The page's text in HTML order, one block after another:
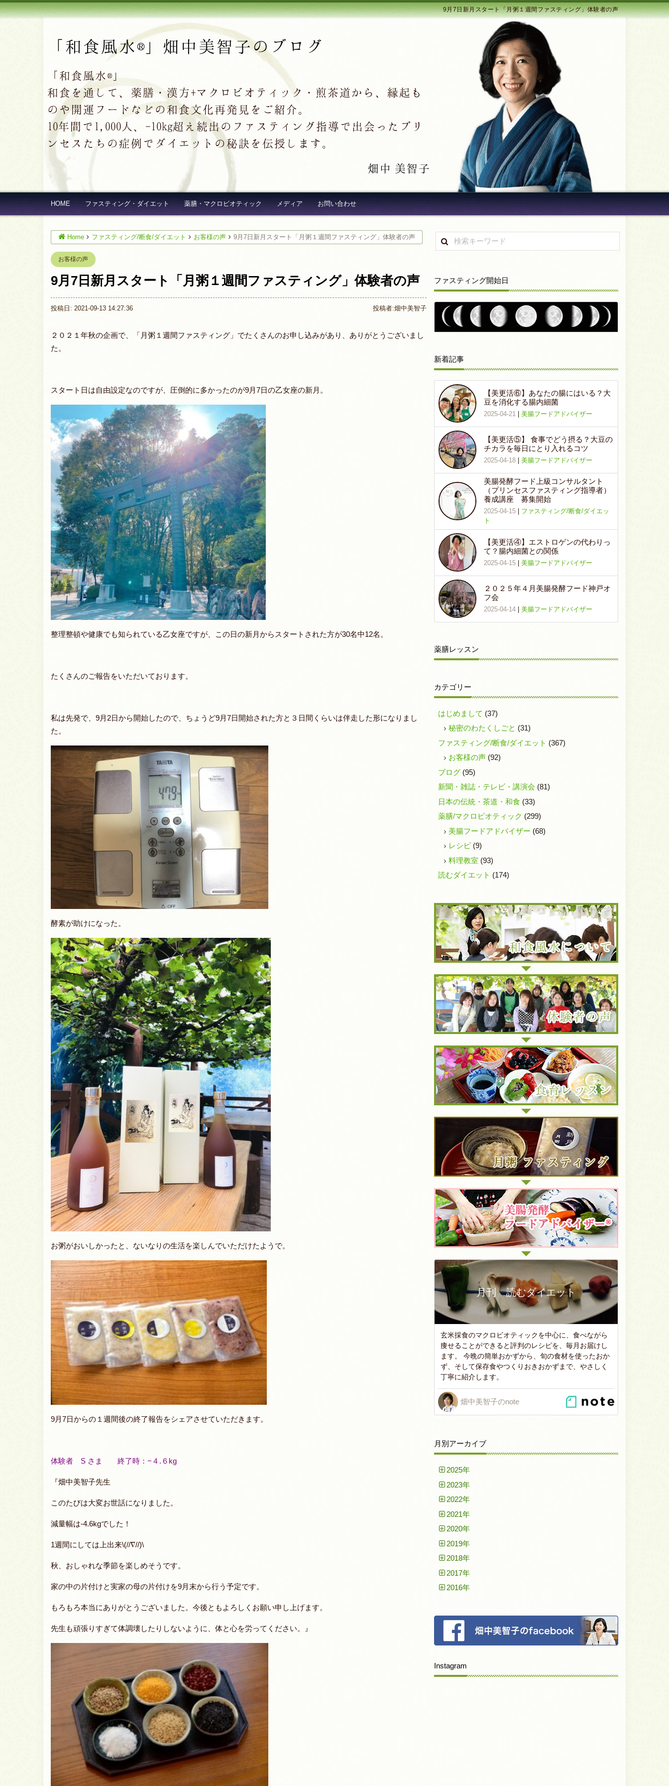
9月7日新月スタート「月粥１週間ファスティング」体験者の声
「和食風水®」畑中美智子のブログ
「和食風水®」
和食を通して、薬膳・漢方+マクロビオティック・煎茶道から、縁起も
のや開運フードなどの和食文化再発見をご紹介。
10年間で1,000人、-10kg超え続出のファスティング指導で出会ったプリ
ンセスたちの症例でダイエットの秘訣を伝授します。
畑中 美智子
HOME ファスティング・ダイエット 薬膳・マクロビオティック メディア お問い合わせ
Home ファスティング/断食/ダイエット お客様の声 9月7日新月スタート「月粥１週間ファスティング」体験者の声
お客様の声
9月7日新月スタート「月粥１週間ファスティング」体験者の声
投稿日: 2021-09-13 14:27:36 投稿者:畑中美智子
２０２１年秋の企画で、「月粥１週間ファスティング」でたくさんのお申し込みがあり、ありがとうございまし
た。
スタート日は自由設定なのですが、圧倒的に多かったのが9月7日の乙女座の新月。
整理整頓や健康でも知られている乙女座ですが、この日の新月からスタートされた方が30名中12名。
たくさんのご報告をいただいております。
私は先発で、9月2日から開始したので、ちょうど9月7日開始された方と３日間くらいは伴走した形になりまし
た。
酵素が助けになった。
お粥がおいしかったと、ないなりの生活を楽しんでいただけたようで。
9月7日からの１週間後の終了報告をシェアさせていただきます。
体験者 S さま 終了時：−４.６kg
『畑中美智子先生
このたびは大変お世話になりました。
減量幅は-4.6kgでした！
1週間にしては上出来\(//∇//)\
秋、おしゃれな季節を楽しめそうです。
家の中の片付けと実家の母の片付けを9月末から行う予定です。
もろもろ本当にありがとうございました。今後ともよろしくお願い申し上げます。
先生も頑張りすぎて体調壊したりしないように、体と心を労ってください。』
ファスティング開始日
新着記事
【美更活⑥】あなたの腸にはいる？大
豆を消化する腸内細菌
2025-04-21 |美腸フードアドバイザー
【美更活⑤】 食事でどう摂る？大豆の
チカラを毎日にとり入れるコツ
2025-04-18 |美腸フードアドバイザー
美腸発酵フード上級コンサルタント
（プリンセスファスティング指導者）
養成講座 募集開始
2025-04-15
ファスティング/断食/ダイエッ
ト
【美更活④】エストロゲンの代わりっ
て？腸内細菌との関係
2025-04-15 |美腸フードアドバイザー
２０２５年４月美腸発酵フード神戸オ
フ会
2025-04-14 |美腸フードアドバイザー
薬膳レッスン
カテゴリー
はじめまして (37)
秘密のわたくしごと (31)
ファスティング/断食/ダイエット (367)
お客様の声(92)
ブログ(95)
新聞・雑誌・テレビ・講演会 (81)
日本の伝統・茶道・和食 (33)
薬膳/マクロビオティック (299)
美腸フードアドバイザー (68)
レシピ(9)
料理教室 (93)
読むダイエット (174)
月刊 読むダイエット
玄米採食のマクロビオティックを中心に、食べながら
痩せることができると評判のレシピを、毎月お届けし
ます。 今晩の簡単おかずから、旬の食材を使ったおか
ず、そして保存食やつくりおきおかずまで、やさしく
丁寧に紹介します。
畑中美智子のnote
月別アーカイブ
2025年
2023年
2022年
2021年
2020年
2019年
2018年
2017年
2016年
Instagram